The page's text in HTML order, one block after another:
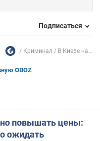
Подписаться
Криминал В Киеве на...
OBOZ
повышать цены:
ожидать